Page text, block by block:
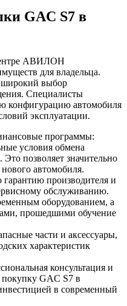
GAC S7 в
АВИЛОН
для владельца.
широкий выбор
Специалисты
конфигурацию автомобиля
эксплуатации.
программы:
условия обмена
позволяет значительно
автомобиля.
производителя и
обслуживанию.
оборудованием, а
прошедшими обучение
части и аксессуары,
характеристик
консультация и
GAC S7 в
в современный